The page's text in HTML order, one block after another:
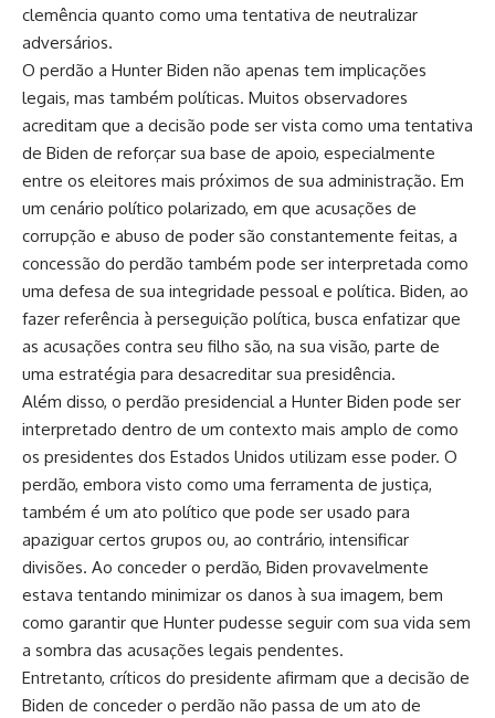
clemência quanto como uma tentativa de neutralizar
adversários.
O perdão a Hunter Biden não apenas tem implicações
legais, mas também políticas. Muitos observadores
acreditam que a decisão pode ser vista como uma tentativa
de Biden de reforçar sua base de apoio, especialmente
entre os eleitores mais próximos de sua administração. Em
um cenário político polarizado, em que acusações de
corrupção e abuso de poder são constantemente feitas, a
concessão do perdão também pode ser interpretada como
uma defesa de sua integridade pessoal e política. Biden, ao
fazer referência à perseguição política, busca enfatizar que
as acusações contra seu filho são, na sua visão, parte de
uma estratégia para desacreditar sua presidência.
Além disso, o perdão presidencial a Hunter Biden pode ser
interpretado dentro de um contexto mais amplo de como
os presidentes dos Estados Unidos utilizam esse poder. O
perdão, embora visto como uma ferramenta de justiça,
também é um ato político que pode ser usado para
apaziguar certos grupos ou, ao contrário, intensificar
divisões. Ao conceder o perdão, Biden provavelmente
estava tentando minimizar os danos à sua imagem, bem
como garantir que Hunter pudesse seguir com sua vida sem
a sombra das acusações legais pendentes.
Entretanto, críticos do presidente afirmam que a decisão de
Biden de conceder o perdão não passa de um ato de